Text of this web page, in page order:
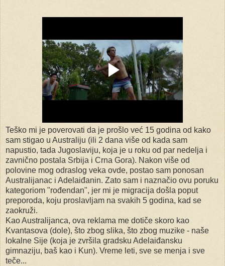
Teško mi je poverovati da je prošlo već 15 godina od kako
sam stigao u Australiju (ili 2 dana više od kada sam
napustio, tada Jugoslaviju, koja je u roku od par nedelja i
zavnično postala Srbija i Crna Gora). Nakon više od
polovine mog odraslog veka ovde, postao sam ponosan
Australijanac i Adelaiđanin. Zato sam i naznačio ovu poruku
kategoriom "rođendan", jer mi je migracija došla poput
preporoda, koju proslavljam na svakih 5 godina, kad se
zaokruži.
Kao Australijanca, ova reklama me dotiče skoro kao
Kvantasova (dole), što zbog slika, što zbog muzike - naše
lokalne Sije (koja je zvršila gradsku Adelaiđansku
gimnaziju, baš kao i Kun). Vreme leti, sve se menja i sve
teče...